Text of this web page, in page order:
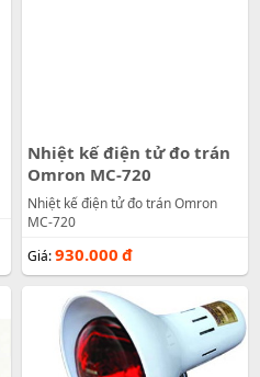
Nhiệt kế điện tử đo trán
Omron MC-720
Nhiệt kế điện tử đo trán Omron
MC-720
Giá:930.000 đ